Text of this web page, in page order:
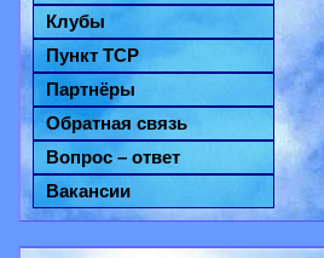
Клубы
Пункт ТСР
Партнёры
Обратная связь
Вопрос – ответ
Вакансии